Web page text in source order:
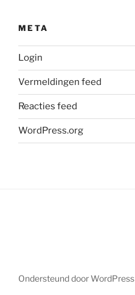
META
Login
Vermeldingen feed
Reacties feed
WordPress.org
Ondersteund door WordPress